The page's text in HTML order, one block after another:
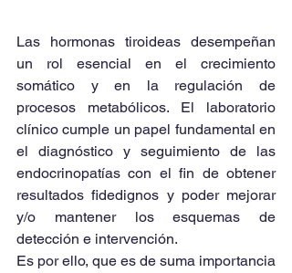
Las hormonas tiroideas desempeñan
un rol esencial en el crecimiento
somático y en la regulación de
procesos metabólicos. El laboratorio
clínico cumple un papel fundamental en
el diagnóstico y seguimiento de las
endocrinopatías con el fin de obtener
resultados fidedignos y poder mejorar
y/o mantener los esquemas de
detección e intervención.
Es por ello, que es de suma importancia